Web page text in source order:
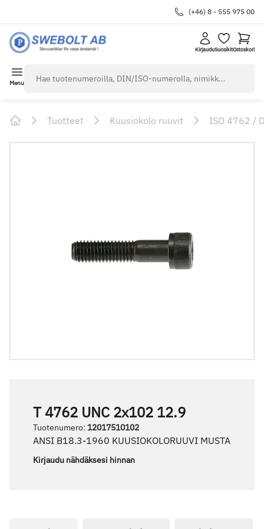
(+46) 8 - 555 975 00
KirjauduSuosikitOstoskori
Menu
Tuotteet Kuusiokolo ruuvit ISO 4762 /
T 4762 UNC 2x102 12.9
Tuotenumero: 12017510102
ANSI B18.3-1960 KUUSIOKOLORUUVI MUSTA
Kirjaudu nähdäksesi hinnan